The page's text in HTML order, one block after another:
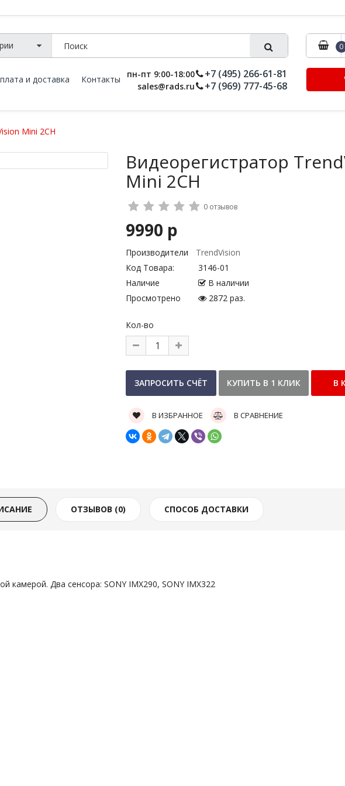
0
и доставка Контакты
пн-пт 9:00-18:00
sales@rads.ru
+7 (495) 266-61-81
+7 (969) 777-45-68
Mini 2CH
Видеорегистратор
Mini 2CH
0 отзывов
9990 р
Производители
TrendVision
Код Товара:
3146-01
Наличие
В наличии
Просмотрено
2872 раз.
Кол-во
В ИЗБРАННОЕ В СРАВНЕНИЕ
ОТЗЫВОВ (0) СПОСОБ ДОСТАВКИ
камерой. Два сенсора: SONY IMX290, SONY IMX322